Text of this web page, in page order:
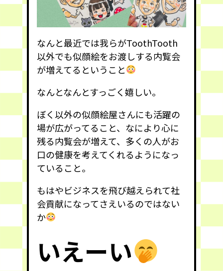
なんと最近では我らがToothTooth
以外でも似顔絵をお渡しする内覧会
が増えてるということ
なんとなんとすっごく嬉しい。
ぼく以外の似顔絵屋さんにも活躍の
場が広がってること、なにより心に
残る内覧会が増えて、多くの人がお
口の健康を考えてくれるようになっ
ていること。
もはやビジネスを飛び越えられて社
会貢献になってさえいるのではない
か
いえーい